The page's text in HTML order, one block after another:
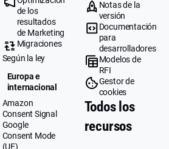
de los
resultados
de Marketing
Migraciones
Según la ley
Europa e
internacional
Amazon
Consent Signal
Google
Consent Mode
(UE)
Notas de la
versión
Documentación
para
desarrolladores
Modelos de
RFI
Gestor de
cookies
Todos los
recursos